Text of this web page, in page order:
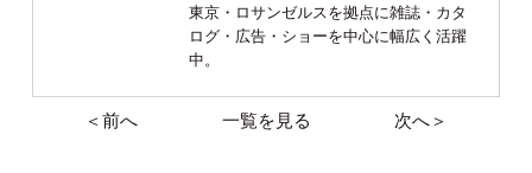
東京・ロサンゼルスを拠点に雑誌・カタ
ログ・広告・ショーを中心に幅広く活躍
中。
＜前へ 一覧を見る 次へ＞